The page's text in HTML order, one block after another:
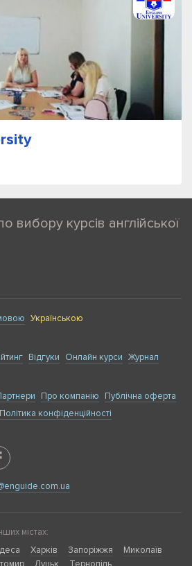
вибору курсів англійської
Українською
Відгуки Онлайн курси Журнал
Про компанію
Публічна оферта
Політика конфіденційності
містах:
Харків Запоріжжя
Миколаїв